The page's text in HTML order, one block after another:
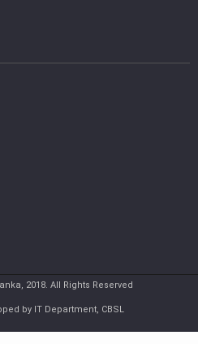
2018. All Rights Reserved
by IT Department, CBSL